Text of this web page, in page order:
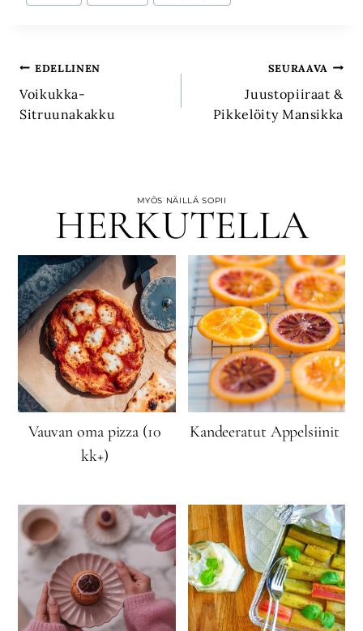
Artikkelien
selaus
EDELLINEN
Voikukka-
Sitruunakakku
SEURAAVA
Juustopiiraat &
Pikkelöity Mansikka
MYÖS NÄILLÄ SOPII
HERKUTELLA
Vauvan oma pizza (10
kk+)
Kandeeratut Appelsiinit